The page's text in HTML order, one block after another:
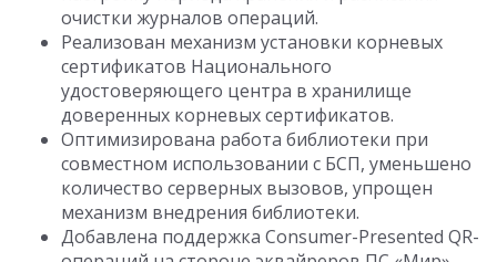
очистки журналов операций.
Реализован механизм установки корневых
сертификатов Национального
удостоверяющего центра в хранилище
доверенных корневых сертификатов.
Оптимизирована работа библиотеки при
совместном использовании с БСП, уменьшено
количество серверных вызовов, упрощен
механизм внедрения библиотеки.
Добавлена поддержка Consumer-Presented QR-